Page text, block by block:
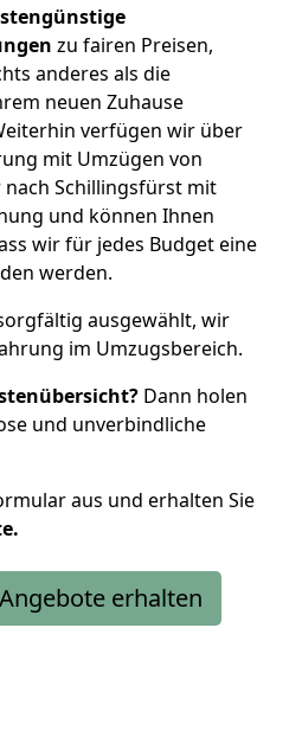
zu fairen Preisen,
anderes als die
neuen Zuhause
verfügen wir über
mit Umzügen von
nach Schillingsfürst mit
und können Ihnen
wir für jedes Budget eine
werden.
ausgewählt, wir
im Umzugsbereich.
Dann holen
und unverbindliche
aus und erhalten Sie
erhalten